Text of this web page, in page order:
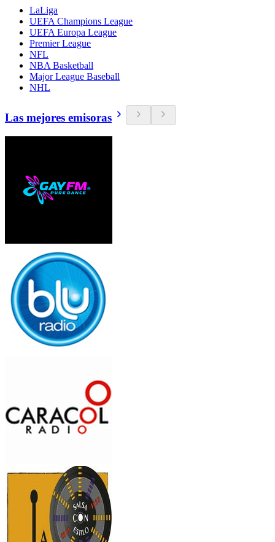
LaLiga
UEFA Champions League
UEFA Europa League
Premier League
NFL
NBA Basketball
Major League Baseball
NHL
Las mejores emisoras